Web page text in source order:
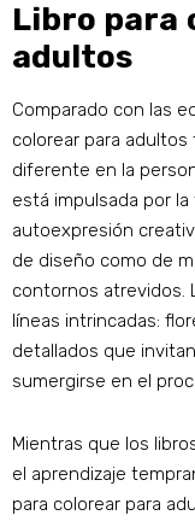
Libro para
adultos
Comparado con las
colorear para
diferente en la
está impulsada por
autoexpresión
de diseño como de
contornos atrevidos.
líneas intrincadas:
detallados que
sumergirse en el
Mientras que los
el aprendizaje
para colorear para